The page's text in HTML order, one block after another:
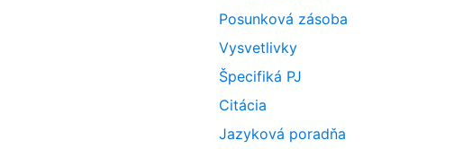
Posunková zásoba
Vysvetlivky
Špecifiká PJ
Citácia
Jazyková poradňa